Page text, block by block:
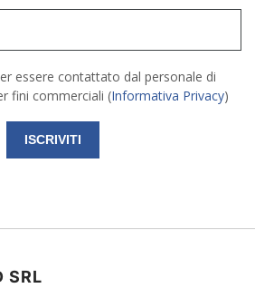
essere contattato dal personale di
fini commerciali (Informativa Privacy)
SRL